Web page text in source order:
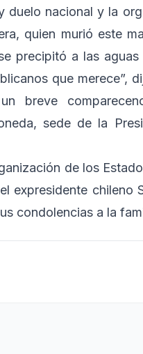
duelo nacional y la
quien murió este
precipitó a las aguas
que merece”,
breve
sede de la
de los
expresidente chileno
condolencias a la